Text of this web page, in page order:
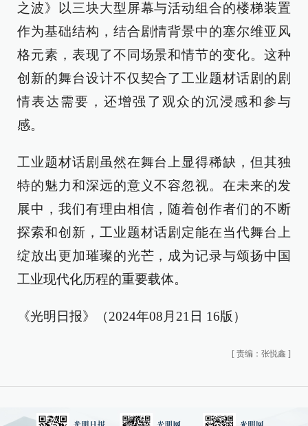
之波》以三块大型屏幕与活动组合的楼梯装置
作为基础结构，结合剧情背景中的塞尔维亚风
格元素，表现了不同场景和情节的变化。这种
创新的舞台设计不仅契合了工业题材话剧的剧
情表达需要，还增强了观众的沉浸感和参与
感。
工业题材话剧虽然在舞台上显得稀缺，但其独
特的魅力和深远的意义不容忽视。在未来的发
展中，我们有理由相信，随着创作者们的不断
探索和创新，工业题材话剧定能在当代舞台上
绽放出更加璀璨的光芒，成为记录与颂扬中国
工业现代化历程的重要载体。
《光明日报》（2024年08月21日 16版）
[ 责编：张悦鑫 ]